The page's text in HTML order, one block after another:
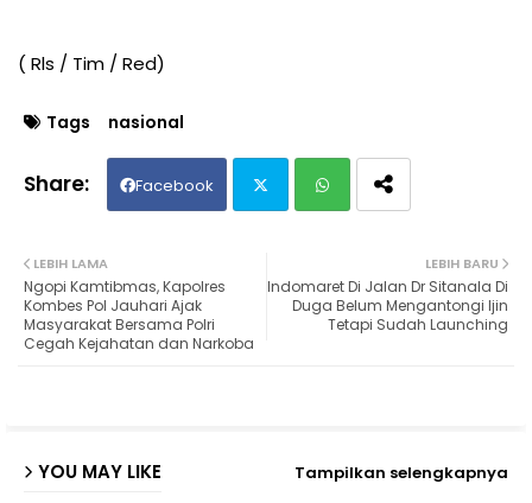
( Rls / Tim / Red)
Tags nasional
Facebook
ter ats
LEBIH BARU
Indomaret Di Jalan Dr Sitanala Di
Duga Belum Mengantongi Ijin
Tetapi Sudah Launching
LEBIH LAMA
Ngopi Kamtibmas, Kapolres
Kombes Pol Jauhari Ajak
Masyarakat Bersama Polri
Cegah Kejahatan dan Narkoba
YOU MAY LIKE Tampilkan selengkapnya